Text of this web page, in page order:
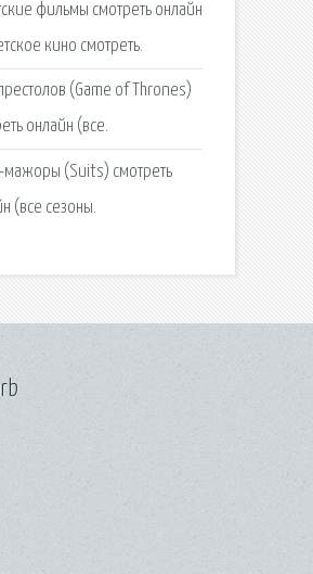
фильмы смотреть онлайн
кино смотреть.
(Game of Thrones)
онлайн (все.
(Suits) смотреть
(все сезоны.